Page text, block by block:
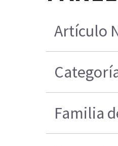
Artículo
Familia